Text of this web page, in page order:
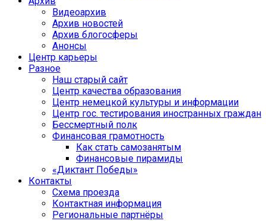
Видеоархив
Архив новостей
Архив блогосферы
Анонсы
Центр карьеры
Разное
Наш старый сайт
Центр качества образования
Центр немецкой культуры и информации
Центр гос. тестирования иностранных граждан
Бессмертный полк
Финансовая грамотность
Как стать самозанятым
Финансовые пирамиды
«Диктант Победы»
Контакты
Схема проезда
Контактная информация
Региональные партнёры